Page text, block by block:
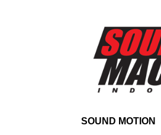
SOUND MOTION